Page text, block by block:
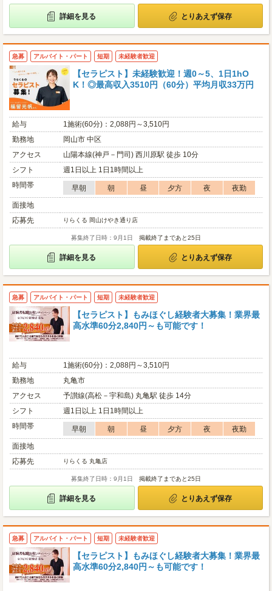
詳細を見る とりあえず保存
急募 アルバイト・パート 短期 未経験者歓迎
【セラピスト】未経験歓迎！週0～5、1日1hO
K！◎最高収入3510円（60分）平均月収33万円
給与
1施術(60分)：2,088円～3,510円
勤務地
岡山市 中区
アクセス
山陽本線(神戸－門司) 西川原駅 徒歩 10分
シフト
週1日以上 1日1時間以上
時間帯
早朝 朝 昼 夕方 夜
夜勤
面接地
応募先
りらくる 岡山けやき通り店
募集終了日時：9月1日 掲載終了まであと25日
詳細を見る とりあえず保存
急募 アルバイト・パート 短期 未経験者歓迎
【セラピスト】もみほぐし経験者大募集！業界最
高水準60分2,840円～も可能です！
給与
1施術(60分)：2,088円～3,510円
勤務地
丸亀市
アクセス
予讃線(高松－宇和島) 丸亀駅 徒歩 14分
シフト
週1日以上 1日1時間以上
時間帯
早朝 朝 昼 夕方 夜
夜勤
面接地
応募先
りらくる 丸亀店
募集終了日時：9月1日 掲載終了まであと25日
詳細を見る とりあえず保存
急募 アルバイト・パート 短期 未経験者歓迎
【セラピスト】もみほぐし経験者大募集！業界最
高水準60分2,840円～も可能です！